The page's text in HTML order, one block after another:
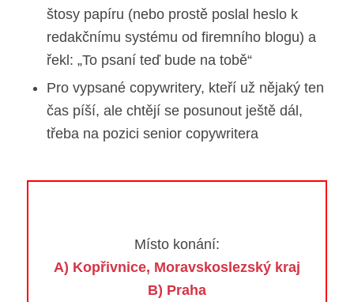
štosy papíru (nebo prostě poslal heslo k
redakčnímu systému od firemního blogu) a
řekl: „To psaní teď bude na tobě“
Pro vypsané copywritery, kteří už nějaký ten
čas píší, ale chtějí se posunout ještě dál,
třeba na pozici senior copywritera
Místo konání:
A) Kopřivnice, Moravskoslezský kraj
B) Praha